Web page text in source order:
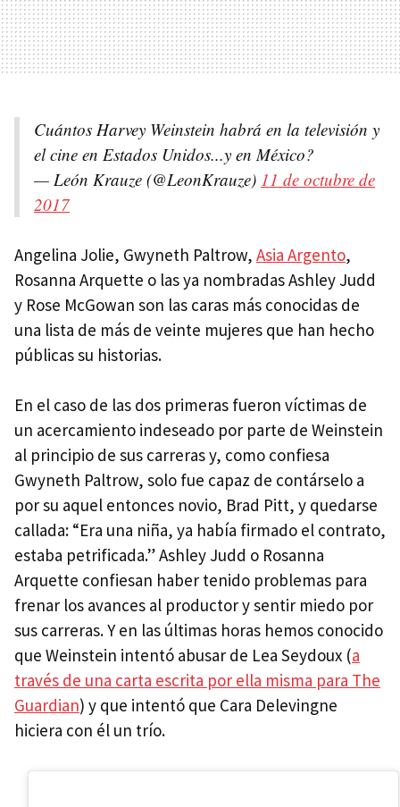
Cuántos Harvey Weinstein habrá en la televisión y
el cine en Estados Unidos...y en México?
— León Krauze (@LeonKrauze) 11 de octubre de
2017
Angelina Jolie, Gwyneth Paltrow, Asia Argento,
Rosanna Arquette o las ya nombradas Ashley Judd
y Rose McGowan son las caras más conocidas de
una lista de más de veinte mujeres que han hecho
públicas su historias.
En el caso de las dos primeras fueron víctimas de
un acercamiento indeseado por parte de Weinstein
al principio de sus carreras y, como confiesa
Gwyneth Paltrow, solo fue capaz de contárselo a
por su aquel entonces novio, Brad Pitt, y quedarse
callada: “Era una niña, ya había firmado el contrato,
estaba petrificada.” Ashley Judd o Rosanna
Arquette confiesan haber tenido problemas para
frenar los avances al productor y sentir miedo por
sus carreras. Y en las últimas horas hemos conocido
que Weinstein intentó abusar de Lea Seydoux (a
través de una carta escrita por ella misma para The
Guardian) y que intentó que Cara Delevingne
hiciera con él un trío.